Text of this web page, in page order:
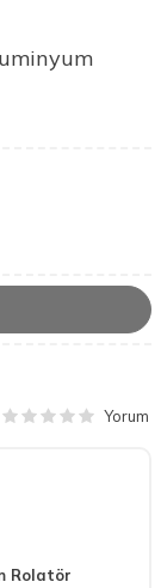
Yorum
Rolatör